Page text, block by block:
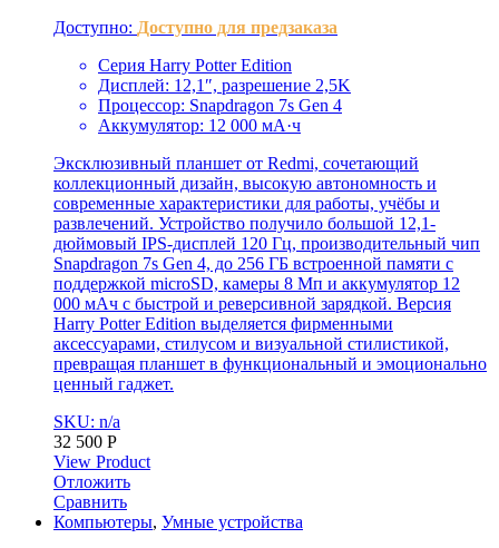
Доступно: Доступно для предзаказа
Серия Harry Potter Edition
Дисплей: 12,1″, разрешение 2,5K
Процессор: Snapdragon 7s Gen 4
Аккумулятор: 12 000 мА·ч
Эксклюзивный планшет от Redmi, сочетающий
коллекционный дизайн, высокую автономность и
современные характеристики для работы, учёбы и
развлечений. Устройство получило большой 12,1-
дюймовый IPS-дисплей 120 Гц, производительный чип
Snapdragon 7s Gen 4, до 256 ГБ встроенной памяти с
поддержкой microSD, камеры 8 Мп и аккумулятор 12
000 мАч с быстрой и реверсивной зарядкой. Версия
Harry Potter Edition выделяется фирменными
аксессуарами, стилусом и визуальной стилистикой,
превращая планшет в функциональный и эмоционально
ценный гаджет.
SKU: n/a
32 500 Р
View Product
Отложить
Сравнить
Компьютеры, Умные устройства